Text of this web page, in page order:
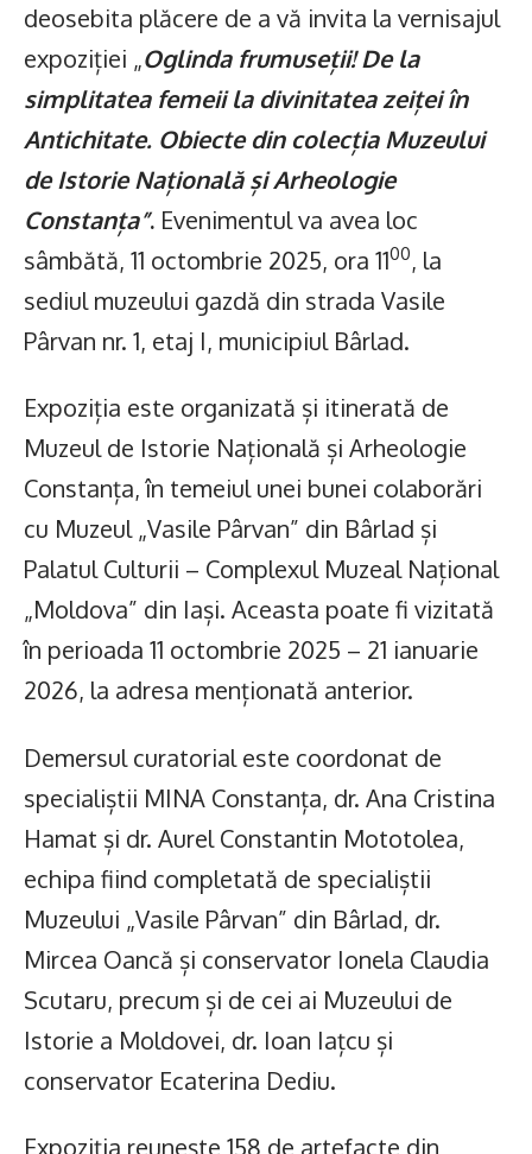
deosebita plăcere de a vă invita la vernisajul
expoziției „Oglinda frumuseții! De la
simplitatea femeii la divinitatea zeiței în
Antichitate. Obiecte din colecția Muzeului
de Istorie Națională și Arheologie
Constanța”. Evenimentul va avea loc
sâmbătă, 11 octombrie 2025, ora 1100, la
sediul muzeului gazdă din strada Vasile
Pârvan nr. 1, etaj I, municipiul Bârlad.
Expoziția este organizată și itinerată de
Muzeul de Istorie Națională și Arheologie
Constanța, în temeiul unei bunei colaborări
cu Muzeul „Vasile Pârvan” din Bârlad și
Palatul Culturii – Complexul Muzeal Național
„Moldova” din Iași. Aceasta poate fi vizitată
în perioada 11 octombrie 2025 – 21 ianuarie
2026, la adresa menționată anterior.
Demersul curatorial este coordonat de
specialiștii MINA Constanța, dr. Ana Cristina
Hamat și dr. Aurel Constantin Mototolea,
echipa fiind completată de specialiștii
Muzeului „Vasile Pârvan” din Bârlad, dr.
Mircea Oancă și conservator Ionela Claudia
Scutaru, precum și de cei ai Muzeului de
Istorie a Moldovei, dr. Ioan Iațcu și
conservator Ecaterina Dediu.
Expoziția reunește 158 de artefacte din